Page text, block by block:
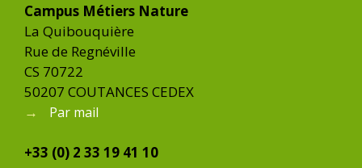
Campus Métiers Nature
La Quibouquière
Rue de Regnéville
CS 70722
50207 COUTANCES CEDEX
→
Par mail
+33 (0) 2 33 19 41 10